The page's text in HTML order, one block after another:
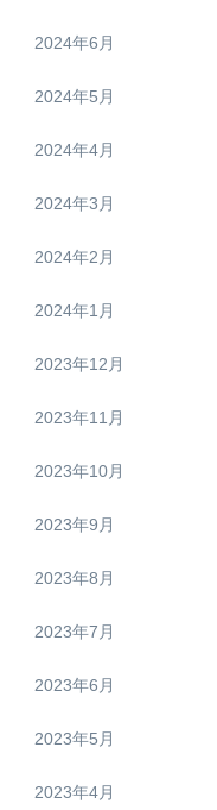
2024年6月
2024年5月
2024年4月
2024年3月
2024年2月
2024年1月
2023年12月
2023年11月
2023年10月
2023年9月
2023年8月
2023年7月
2023年6月
2023年5月
2023年4月